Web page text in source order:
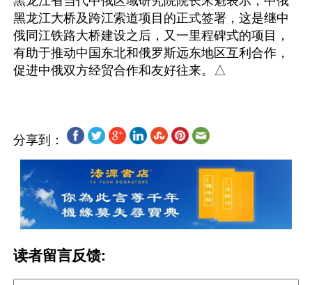
黑龙江大桥及跨江索道项目的正式签署，这是继中
俄同江铁路大桥建设之后，又一里程碑式的项目，
有助于推动中国东北和俄罗斯远东地区互利合作，
分享到：
读者留言反馈: